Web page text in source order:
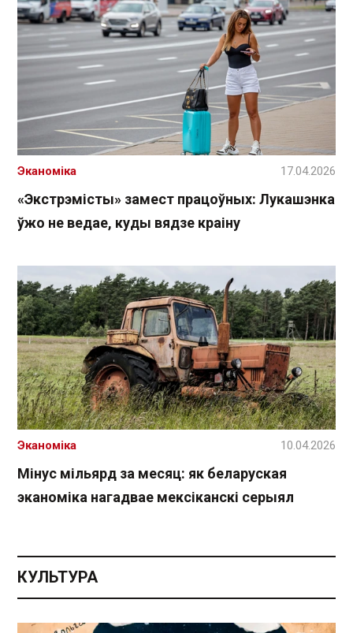
«Экстрэмісты» замест працоўных: Лукашэнка
ўжо не ведае, куды вядзе краіну
Эканоміка 17.04.2026
Мінус мільярд за месяц: як беларуская
эканоміка нагадвае мексіканскі серыял
Эканоміка 10.04.2026
КУЛЬТУРА